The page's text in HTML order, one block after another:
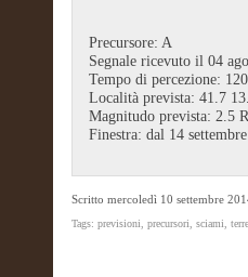
Precursore: A
Segnale ricevuto il 04
Tempo di percezione:
Località prevista: 41.7
Magnitudo prevista: 2.5
Finestra: dal 14
Scritto mercoledì 10 settembre
Tags: previsioni, precursori, sciami,